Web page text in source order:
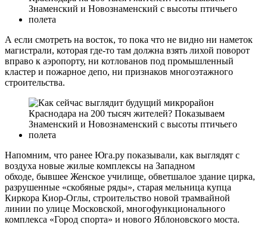
А если смотреть на восток, то пока что не видно ни наметок
магистрали, которая где-то там должна взять лихой поворот
вправо к аэропорту, ни котлованов под промышленный
кластер и пожарное депо, ни признаков многоэтажного
строительства.
Напомним, что ранее Юга.ру показывали, как выглядят с
воздуха новые жилые комплексы на Западном
обходе, бывшее Женское училище, обветшалое здание цирка,
разрушенные «скобяные ряды», старая мельница купца
Киркора Киор-Оглы, строительство новой трамвайной
линии по улице Московской, многофункционального
комплекса «Город спорта» и нового Яблоновского моста.